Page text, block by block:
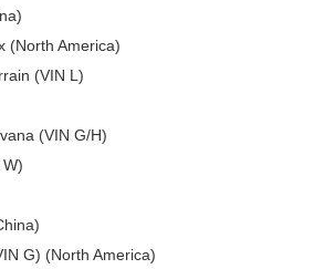
(North America)
(VIN L)
(VIN G/H)
G) (North America)